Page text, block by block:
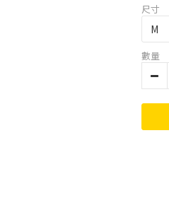
尺寸
數量